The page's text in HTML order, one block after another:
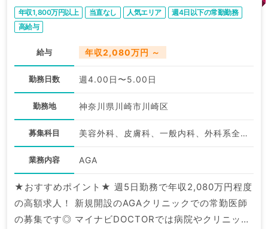
年収1,800万円以上 当直なし 人気エリア
週4日以下の常勤勤務
高給与
給与 年収2,080万円 ～
勤務日数 週4.00日〜5.00日
勤務地 神奈川県川崎市川崎区
募集科目 美容外科、皮膚科、一般内科、外科系全般、一般外科、美容皮膚科、科目不問
業務内容 AGA
★おすすめポイント★ 週5日勤務で年収2,080万円程度
の高額求人！ 新規開設のAGAクリニックでの常勤医師
の募集です◎ マイナビDOCTORでは病院やクリニック